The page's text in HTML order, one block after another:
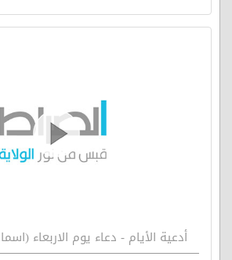
أدعية الأيام - دعاء يوم الاربعاء